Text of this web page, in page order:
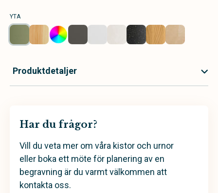
YTA
Produktdetaljer
Har du frågor?
Vill du veta mer om våra kistor och urnor
eller boka ett möte för planering av en
begravning är du varmt välkommen att
kontakta oss.